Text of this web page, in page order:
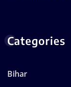
Categories
Bihar